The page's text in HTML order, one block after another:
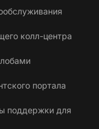
колл-центра
портала
поддержки для